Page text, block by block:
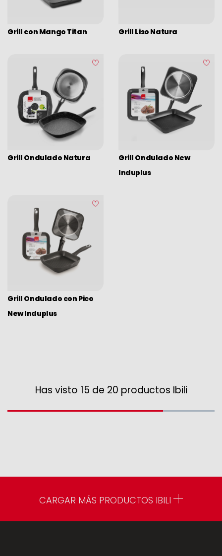
Grill con Mango Titan Grill Liso Natura
Grill Ondulado Natura
Grill Ondulado New
Induplus
Grill Ondulado con Pico
New Induplus
Has visto 15 de 20 productos Ibili
CARGAR MÁS PRODUCTOS IBILI